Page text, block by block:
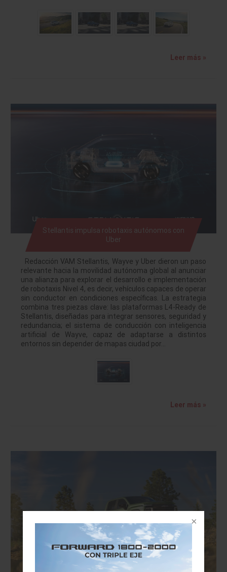
Leer más »
Stellantis impulsa robotaxis autónomos con
Uber
Redacción VAM Stellantis, Wayve y Uber dieron un paso
relevante hacia la movilidad autónoma global al anunciar
una alianza para explorar el desarrollo e implementación
de robotaxis Nivel 4, es decir, vehículos capaces de operar
sin conductor en condiciones específicas. La estrategia
combina tres piezas clave: las plataformas L4-Ready de
Stellantis, diseñadas para integrar sensores, seguridad y
redundancia; el sistema de conducción con inteligencia
artificial de Wayve, capaz de adaptarse a distintos
entornos sin depender de mapas ciudad por…
Leer más »